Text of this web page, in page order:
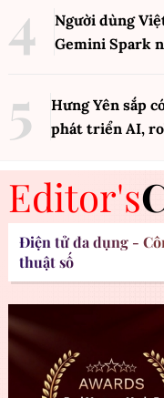
Người dùng
Gemini Spark
Hưng Yên sắp
phát triển AI,
Editor's
Điện tử đa dụng -
thuật số